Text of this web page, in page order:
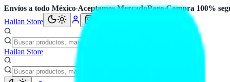
Envíos a todo México·Aceptamos MercadoPago·Compra 100%
Hailan Store
Hailan Store